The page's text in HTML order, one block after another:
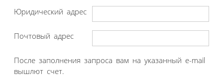
Юридический адрес
Почтовый адрес
После заполнения запроса вам на указанный e-mail
вышлют счет.